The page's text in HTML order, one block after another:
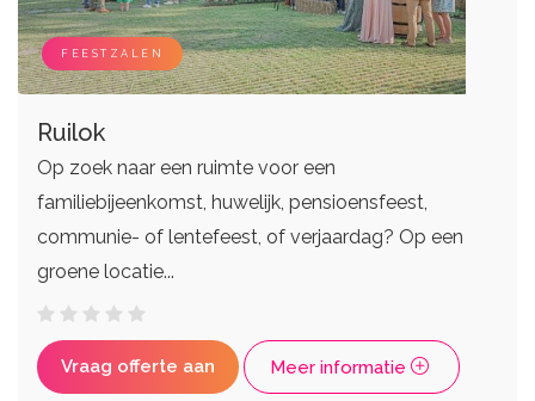
FEESTZALEN
Ruilok
Op zoek naar een ruimte voor een
familiebijeenkomst, huwelijk, pensioensfeest,
communie- of lentefeest, of verjaardag? Op een
groene locatie...
Vraag offerte aan Meer informatie